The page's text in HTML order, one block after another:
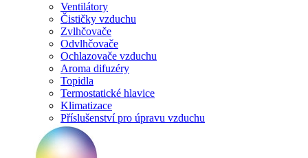
Ventilátory
Čističky vzduchu
Zvlhčovače
Odvlhčovače
Ochlazovače vzduchu
Aroma difuzéry
Topidla
Termostatické hlavice
Klimatizace
Příslušenství pro úpravu vzduchu